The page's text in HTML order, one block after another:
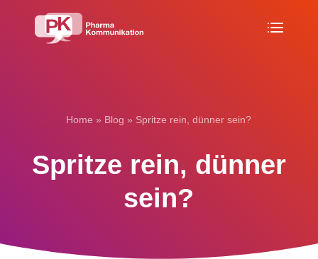
Home » Blog » Spritze rein, dünner sein?
Spritze rein, dünner
sein?